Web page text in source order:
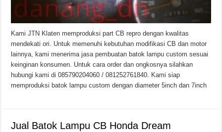
Kami JTN Klaten memproduksi part CB repro dengan kwalitas
mendekati ori. Untuk memenuhi kebutuhan modifikasi CB dan motor
lainnya, kami menerima jasa pembuatan batok lampu custom sesuai
keinginan konsumen. Untuk cara order dan ongkosnya silahkan
hubungi kami di 085790204060 / 081252761840. Kami siap
memproduksi batok lampu custom dengan diameter 5inch dan 7inch
Jual Batok Lampu CB Honda Dream